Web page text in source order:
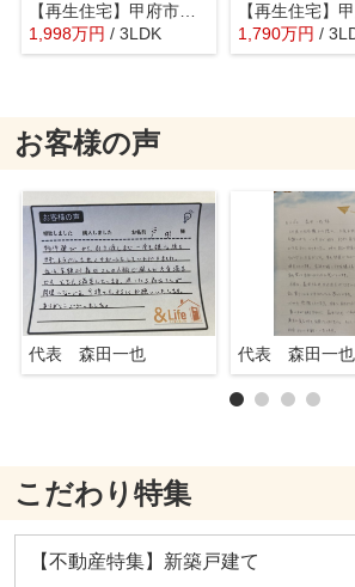
【再生住宅】甲府市東光寺3丁目
1,998万円 / 3LDK
1,790万円 /
お客様の声
代表 森田一也 代表 森田一也
こだわり特集
【不動産特集】新築戸建て